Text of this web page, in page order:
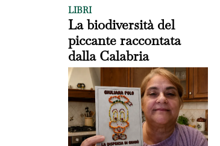
LIBRI
La biodiversità del
piccante raccontata
dalla Calabria